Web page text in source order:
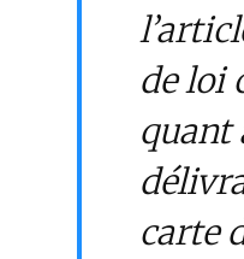
de loi
quant
carte